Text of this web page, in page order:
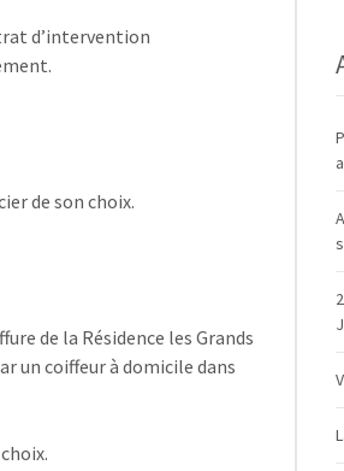
d’intervention
de son choix.
de la Résidence les Grands
un coiffeur à domicile dans